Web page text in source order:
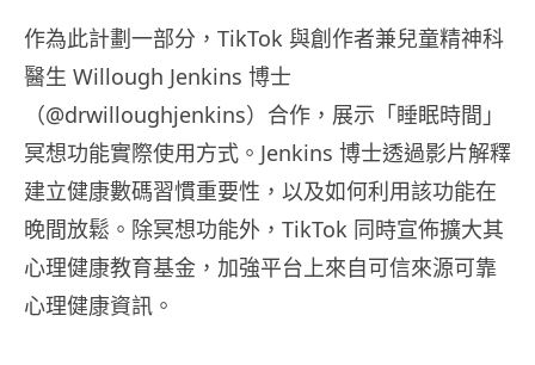
作為此計劃一部分，TikTok 與創作者兼兒童精神科
醫生 Willough Jenkins 博士
（@drwilloughjenkins）合作，展示「睡眠時間」
冥想功能實際使用方式。Jenkins 博士透過影片解釋
建立健康數碼習慣重要性，以及如何利用該功能在
晚間放鬆。除冥想功能外，TikTok 同時宣佈擴大其
心理健康教育基金，加強平台上來自可信來源可靠
心理健康資訊。